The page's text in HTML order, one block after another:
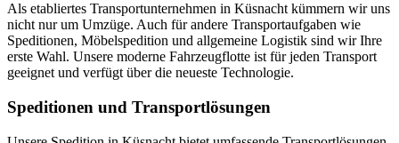
Als etabliertes Transportunternehmen in Küsnacht kümmern wir uns
nicht nur um Umzüge. Auch für andere Transportaufgaben wie
Speditionen, Möbelspedition und allgemeine Logistik sind wir Ihre
erste Wahl. Unsere moderne Fahrzeugflotte ist für jeden Transport
geeignet und verfügt über die neueste Technologie.
Speditionen und Transportlösungen